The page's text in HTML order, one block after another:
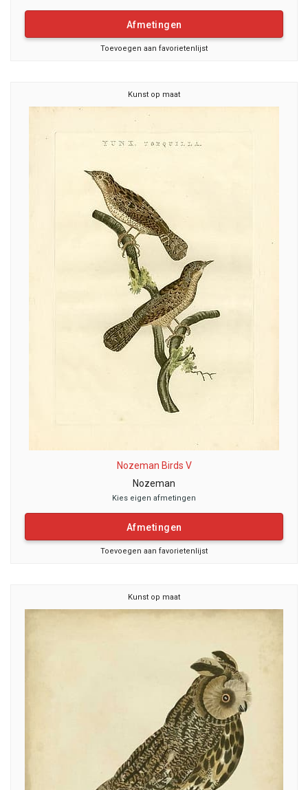
Afmetingen
Toevoegen aan favorietenlijst
Kunst op maat
Nozeman Birds V
Nozeman
Kies eigen afmetingen
Afmetingen
Toevoegen aan favorietenlijst
Kunst op maat